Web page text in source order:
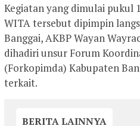
Kegiatan yang dimulai pukul
WITA tersebut dipimpin
Banggai, AKBP Wayan
dihadiri unsur Forum
(Forkopimda) Kabupaten
terkait.
BERITA LAINNYA